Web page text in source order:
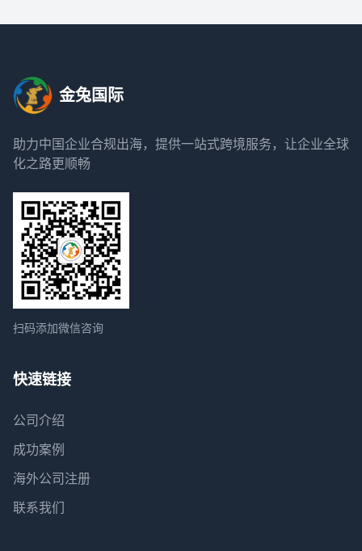
金兔国际
助力中国企业合规出海，提供一站式跨境服务，让企业全球
化之路更顺畅
扫码添加微信咨询
快速链接
公司介绍
成功案例
海外公司注册
联系我们